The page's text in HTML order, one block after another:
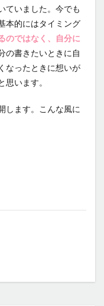
ていました。今でも
本的にはタイミング
のではなく、自分に
の書きたいときに自
なったときに想いが
います。
します。こんな風に